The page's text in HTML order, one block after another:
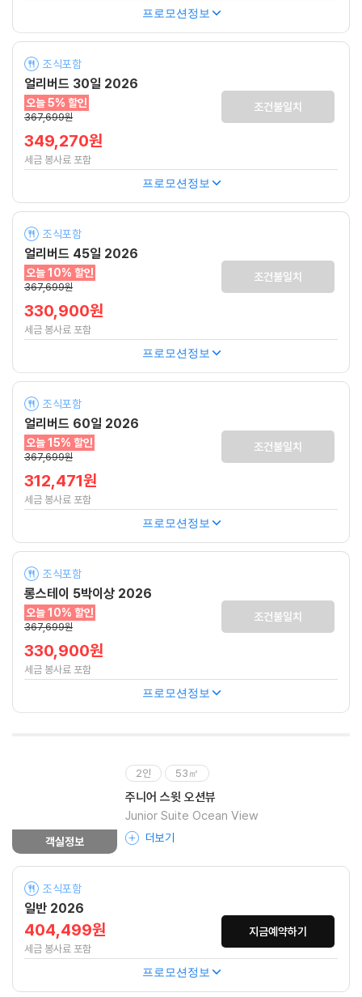
프로모션정보
얼리버드 30일 2026
조식포함
오늘 5% 할인
367,699원
349,270원
세금 봉사료 포함
조건불일치
프로모션정보
얼리버드 45일 2026
조식포함
오늘 10% 할인
367,699원
330,900원
세금 봉사료 포함
조건불일치
프로모션정보
얼리버드 60일 2026
조식포함
오늘 15% 할인
367,699원
312,471원
세금 봉사료 포함
조건불일치
프로모션정보
롱스테이 5박이상 2026
조식포함
오늘 10% 할인
367,699원
330,900원
세금 봉사료 포함
조건불일치
프로모션정보
객실정보
2인 53㎡
주니어 스윗 오션뷰
Junior Suite Ocean View
더보기
일반 2026
조식포함
404,499원
세금 봉사료 포함
지금예약하기
프로모션정보